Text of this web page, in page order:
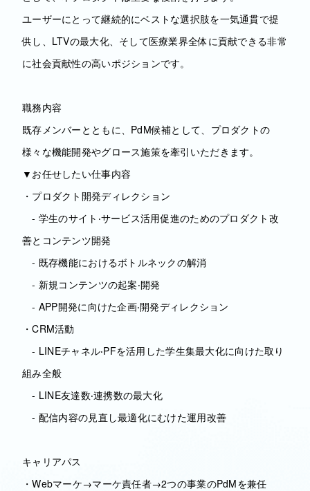
ユーザーにとって継続的にベストな選択肢を一気通貫で提
供し、LTVの最大化、そして医療業界全体に貢献できる非常
に社会貢献性の高いポジションです。
職務内容
既存メンバーとともに、PdM候補として、プロダクトの
様々な機能開発やグロース施策を牽引いただきます。
▼お任せしたい仕事内容
・プロダクト開発ディレクション
- 学⽣のサイト‧サービス活⽤促進のためのプロダクト改
善とコンテンツ開発
- 既存機能におけるボトルネックの解消
- 新規コンテンツの起案‧開発
- APP開発に向けた企画‧開発ディレクション
・CRM活動
- LINEチャネル‧PFを活⽤した学⽣集最⼤化に向けた取り
組み全般
- LINE友達数‧連携数の最⼤化
- 配信内容の⾒直し最適化にむけた運⽤改善
キャリアパス
・Webマーケ→マーケ責任者→2つの事業のPdMを兼任